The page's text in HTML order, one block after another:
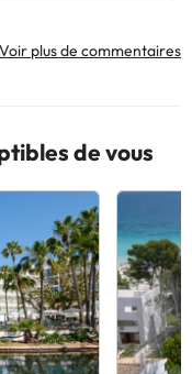
Voir plus de commentaires
de vous